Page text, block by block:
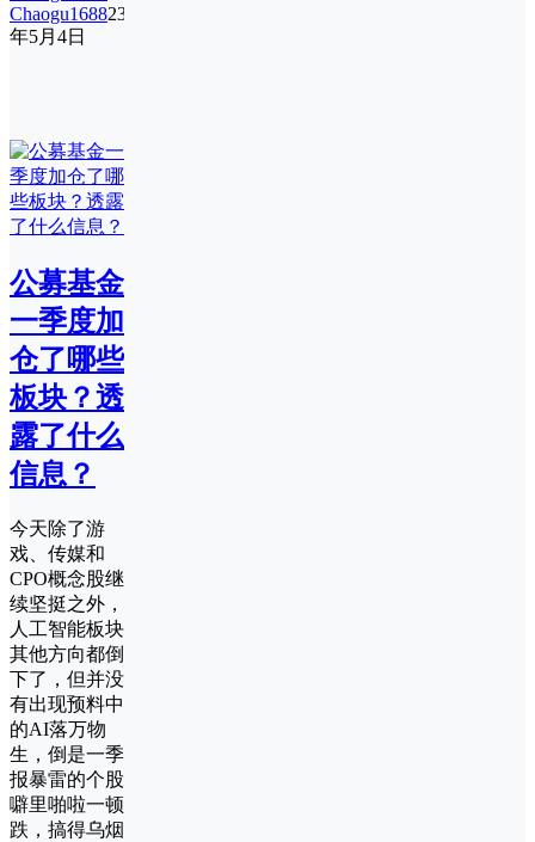
Chaogu168823
年5月4日
公募基金
一季度加
仓了哪些
板块？透
露了什么
信息？
今天除了游
戏、传媒和
CPO概念股继
续坚挺之外，
人工智能板块
其他方向都倒
下了，但并没
有出现预料中
的AI落万物
生，倒是一季
报暴雷的个股
噼里啪啦一顿
跌，搞得乌烟